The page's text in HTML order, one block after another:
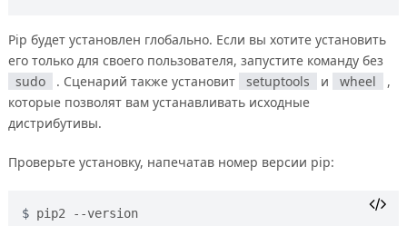
Pip будет установлен глобально. Если вы хотите установить
его только для своего пользователя, запустите команду без
sudo
. Сценарий также установит setuptools и wheel
,
которые позволят вам устанавливать исходные
дистрибутивы.
Проверьте установку, напечатав номер версии pip:
pip2 --version